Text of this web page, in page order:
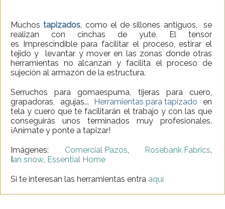
Muchos tapizados, como el de sillones antiguos, se
realizan con cinchas de yute.
El tensor
es
Imprescindible para facilitar el proceso, estirar el
tejido y levantar y mover en las zonas donde otras
herramientas no alcanzan y facilita el proceso de
sujeción al armazón de la estructura.
Serruchos para gomaespuma, tijeras para cuero,
grapadoras, agujas...
Herramientas para tapizado en
tela y cuero que te facilitarán el trabajo y con las que
conseguirás unos terminados muy profesionales.
¡Anímate y ponte a tapizar!
Imágenes: Comercial Pazos, Rosebank Fabrics,
an snow, Essential Home
Si te interesan las herramientas entra aquí